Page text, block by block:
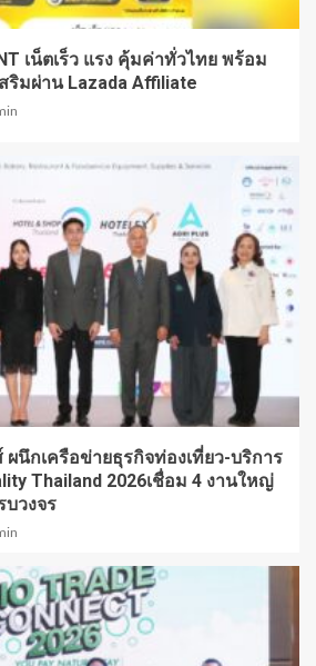
เน็ตเร็ว แรง คุ้มค่าทั่วไทย พร้อม
ริมผ่าน Lazada Affiliate
นึกเครือข่ายธุรกิจท่องเที่ยว-บริการ
Thailand 2026เชื่อม 4 งานใหญ่
บวงจร